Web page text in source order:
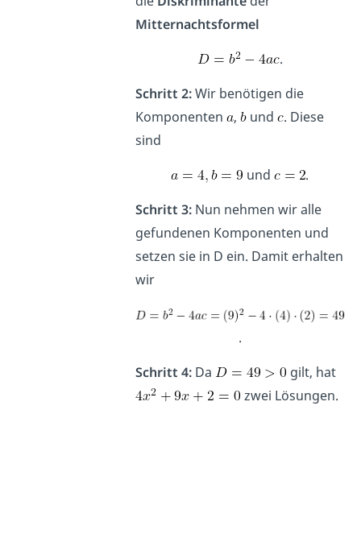
Mitternachtsformel
.
Schritt 2:Wir benötigen die
Komponenten
, und . Diese
sind
und
.
Schritt 3:Nun nehmen wir alle
gefundenen Komponenten und
setzen sie in D ein. Damit erhalten
wir
.
Schritt 4:Da
gilt, hat
zwei Lösungen.